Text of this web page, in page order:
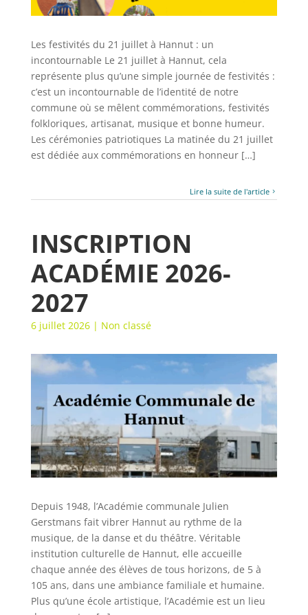
Les festivités du 21 juillet à Hannut : un
incontournable Le 21 juillet à Hannut, cela
représente plus qu’une simple journée de festivités :
c’est un incontournable de l’identité de notre
commune où se mêlent commémorations, festivités
folkloriques, artisanat, musique et bonne humeur.
Les cérémonies patriotiques La matinée du 21 juillet
est dédiée aux commémorations en honneur […]
Lire la suite de l'article
INSCRIPTION
ACADÉMIE 2026-
2027
6 juillet 2026| Non classé
Depuis 1948, l’Académie communale Julien
Gerstmans fait vibrer Hannut au rythme de la
musique, de la danse et du théâtre. Véritable
institution culturelle de Hannut, elle accueille
chaque année des élèves de tous horizons, de 5 à
105 ans, dans une ambiance familiale et humaine.
Plus qu’une école artistique, l’Académie est un lieu